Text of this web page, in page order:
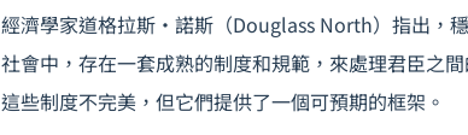
經濟學家道格拉斯·諾斯（Douglass North）指出，
社會中，存在一套成熟的制度和規範，來處理君臣之
這些制度不完美，但它們提供了一個可預期的框架。